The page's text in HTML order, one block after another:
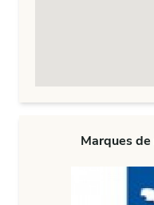
Marques